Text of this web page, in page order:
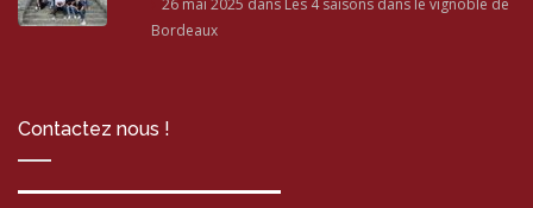
Bordeaux
Contactez nous !